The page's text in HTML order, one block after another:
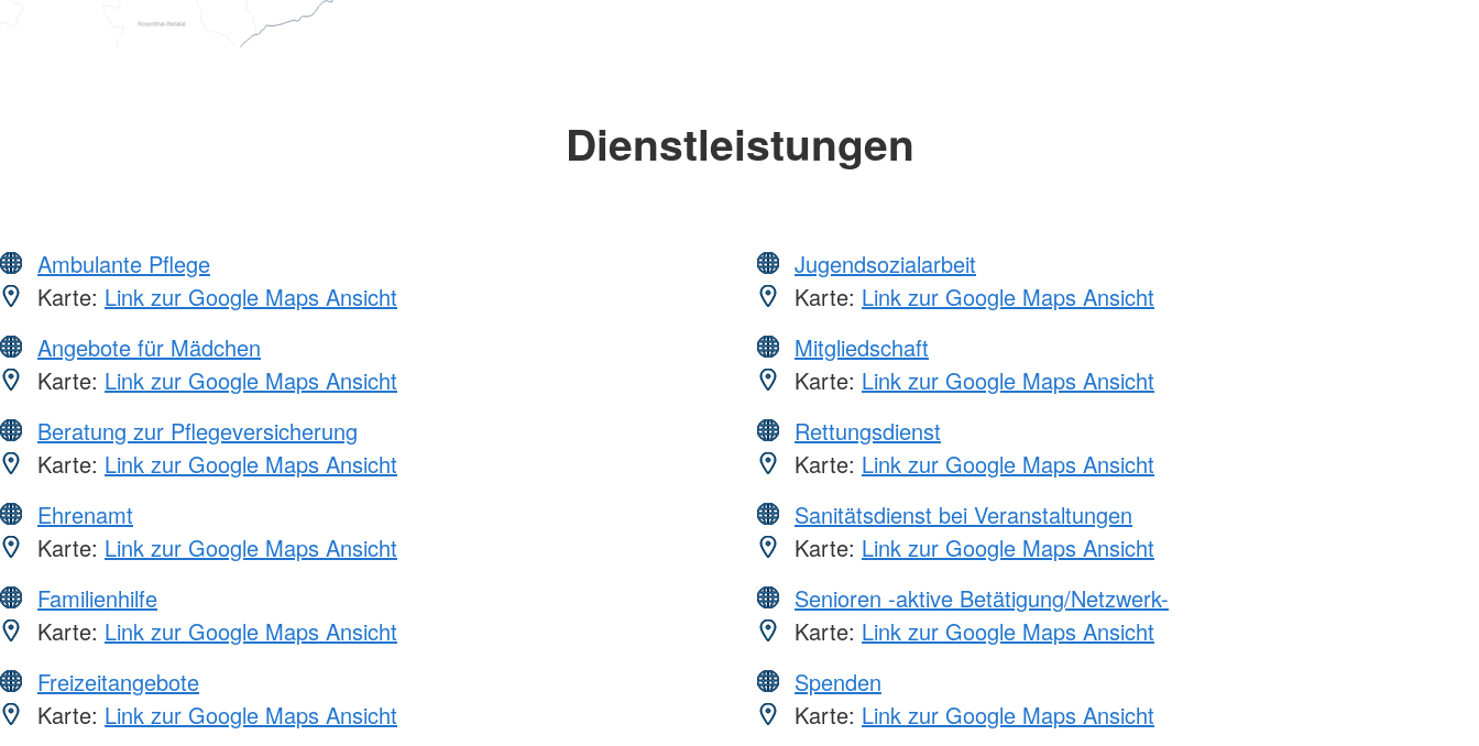
Dienstleistungen
Ambulante Pflege
Karte: Link zur Google Maps Ansicht
Angebote für Mädchen
Karte: Link zur Google Maps Ansicht
Beratung zur Pflegeversicherung
Karte: Link zur Google Maps Ansicht
Ehrenamt
Karte: Link zur Google Maps Ansicht
Familienhilfe
Karte: Link zur Google Maps Ansicht
Freizeitangebote
Karte: Link zur Google Maps Ansicht
Jugendsozialarbeit
Karte: Link zur Google Maps Ansicht
Mitgliedschaft
Karte: Link zur Google Maps Ansicht
Rettungsdienst
Karte: Link zur Google Maps Ansicht
Sanitätsdienst bei Veranstaltungen
Karte: Link zur Google Maps Ansicht
Senioren -aktive Betätigung/Netzwerk-
Karte: Link zur Google Maps Ansicht
Spenden
Karte: Link zur Google Maps Ansicht